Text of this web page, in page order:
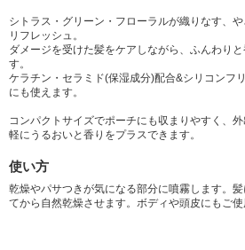
シトラス・グリーン・フローラルが織りなす、
リフレッシュ。
ダメージを受けた髪をケアしながら、ふんわり
す。
ケラチン・セラミド(保湿成分)配合&シリコンフ
にも使えます。
コンパクトサイズでポーチにも収まりやすく、
軽にうるおいと香りをプラスできます。
使い方
乾燥やパサつきが気になる部分に噴霧します。
てから自然乾燥させます。ボディや頭皮にもご使